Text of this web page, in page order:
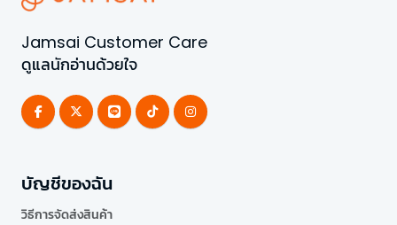
Jamsai Customer Care
ดูแลนักอ่านด้วยใจ
บัญชีของฉัน
วิธีการจัดส่งสินค้า